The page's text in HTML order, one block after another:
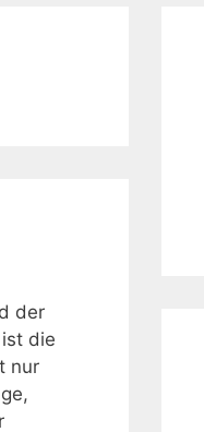
der
die
nur